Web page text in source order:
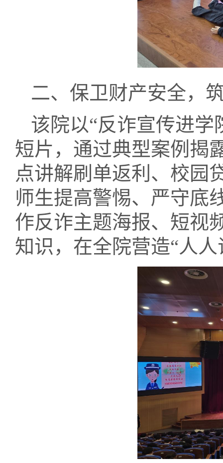
二、保卫财产安全，
该院以“反诈宣传进学
短片，通过典型案例揭
点讲解刷单返利、校园
师生提高警惕、严守底
作反诈主题海报、短视
知识，在全院营造“人